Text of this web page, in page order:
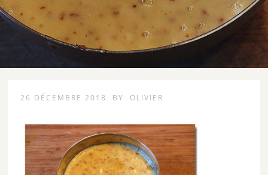
26 DÉCEMBRE 2018 BY OLIVIER